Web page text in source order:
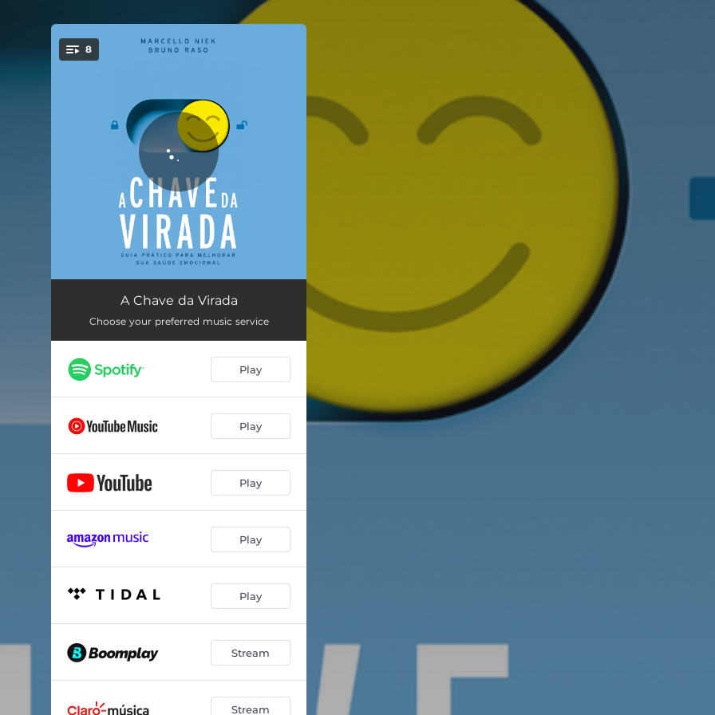
8
Capítulo 1 - A Chave da Virada - As Chaves para o Bem-Estar Emocional
Capítulo 2 - A Chave da Virada - A Chave do Alívio 35:30
Capítulo 3 - A Chave da Virada - A Chave da Tranquilidade 29:04
Capítulo 5 - A Chave da Virada - A Chave do Perdão 28:39
Capítulo 6 - A Chave da Virada - A Chave de uma Nova Vida 34:28
Capítulo 7 - A Chave da Virada - A Chave da Paz 38:34
A Chave da Virada
Choose your preferred music service
Play
Play
Play
Play
Play
Stream
Stream